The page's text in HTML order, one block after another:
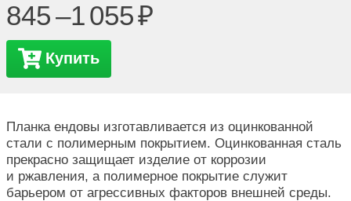
845 –1 055
Купить
Планка ендовы изготавливается из оцинкованной
стали с полимерным покрытием. Оцинкованная сталь
прекрасно защищает изделие от коррозии
и ржавления, а полимерное покрытие служит
барьером от агрессивных факторов внешней среды.